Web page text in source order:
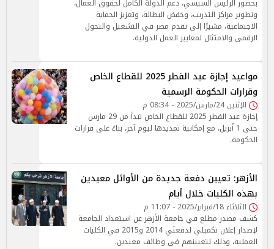
بحضور الرئيس السيسي، دعم الدولة الكامل لحقوق العمال،
وتطوير مراكز التدريب، وخفض البطالة، وتعزيز الحماية
الاجتماعية، مشيرًا إلى تقدم مصر في التشغيل والتحول
الرقمي والامتثال لمعايير العمل الدولية.
مواعيد إجازة عيد الفطر 2025 للقطاع الخاص
وقرارات الحكومة الرسمية
الإثنين 24/مارس/2025 - 08:34 م
إجازة عيد الفطر 2025 للقطاع الخاص تبدأ من 29 مارس
حتى 1 أبريل، مع إمكانية تمديدها ليوم آخر، بناءً على قرارات
الحكومة.
الأزهر: تعيين دفعة جديدة من الأوائل معيدين
بهذه الكليات خلال أيام
الثلاثاء 18/فبراير/2025 - 11:07 م
كشف مصدر مطلع في جامعة الأزهر عن استعداد الجامعة
لإصدار إعلان تكميلي لدفعتَي 2014 و2015 في الكليات
العملية، وذلك لتعيينهم في وظائف معيدين.